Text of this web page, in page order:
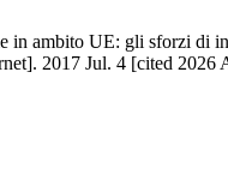
in ambito UE: gli sforzi di
2017 Jul. 4 [cited